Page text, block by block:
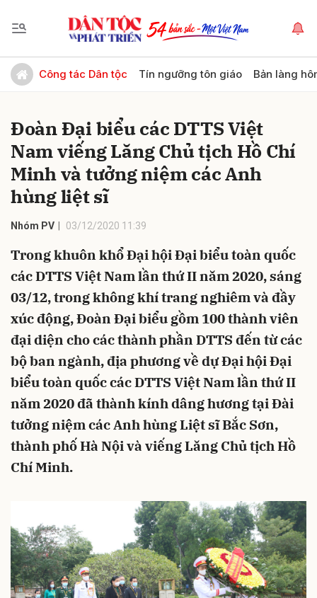
Công tác Dân tộc Tín ngưỡng tôn giáo Bản làng
Đoàn Đại biểu các DTTS Việt
Nam viếng Lăng Chủ tịch Hồ Chí
Minh và tưởng niệm các Anh
hùng liệt sĩ
Nhóm PV 03/12/2020 11:39
Trong khuôn khổ Đại hội Đại biểu toàn quốc
các DTTS Việt Nam lần thứ II năm 2020, sáng
03/12, trong không khí trang nghiêm và đầy
xúc động, Đoàn Đại biểu gồm 100 thành viên
đại diện cho các thành phần DTTS đến từ các
bộ ban ngành, địa phương về dự Đại hội Đại
biểu toàn quốc các DTTS Việt Nam lần thứ II
năm 2020 đã thành kính dâng hương tại Đài
tưởng niệm các Anh hùng Liệt sĩ Bắc Sơn,
thành phố Hà Nội và viếng Lăng Chủ tịch Hồ
Chí Minh.
Gửi bình luận